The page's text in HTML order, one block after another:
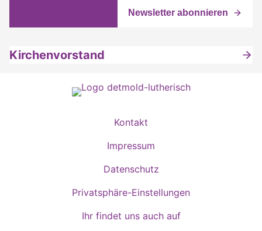
Kirchenvorstand
Kontakt
Impressum
Datenschutz
Privatsphäre-Einstellungen
Ihr findet uns auch auf